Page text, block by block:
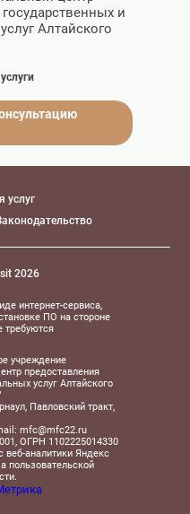
и
Алтайского
услуг
2026
интернет-сервиса,
ПО на стороне
требуются
учреждение
предоставления
услуг Алтайского
Павловский тракт,
mfc@mfc22.ru
ОГРН 1102225014330
веб-аналитики Яндекс
пользовательской